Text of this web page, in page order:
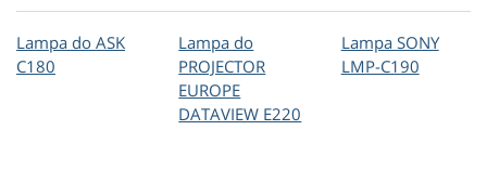
Lampa do ASK
C180
Lampa do
PROJECTOR
EUROPE
DATAVIEW E220
Lampa SONY
LMP-C190